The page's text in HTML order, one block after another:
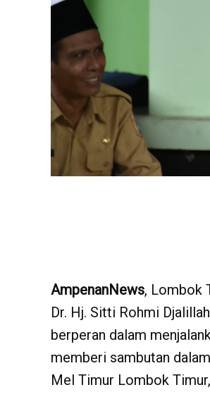
AmpenanNews, Lombok
Dr. Hj. Sitti Rohmi
berperan dalam
memberi sambutan
Mel Timur Lombok